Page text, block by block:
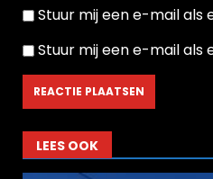
Stuur mij een e-mail als
Stuur mij een e-mail als
LEES OOK